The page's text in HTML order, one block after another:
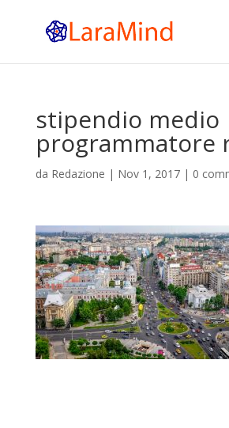
stipendio medio
programmatore
da Redazione | Nov 1, 2017| 0